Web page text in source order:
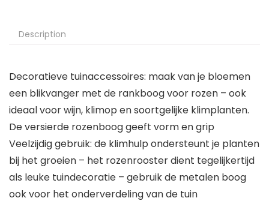
Description
Decoratieve tuinaccessoires: maak van je bloemen
een blikvanger met de rankboog voor rozen – ook
ideaal voor wijn, klimop en soortgelijke klimplanten.
De versierde rozenboog geeft vorm en grip
Veelzijdig gebruik: de klimhulp ondersteunt je planten
bij het groeien – het rozenrooster dient tegelijkertijd
als leuke tuindecoratie – gebruik de metalen boog
ook voor het onderverdeling van de tuin